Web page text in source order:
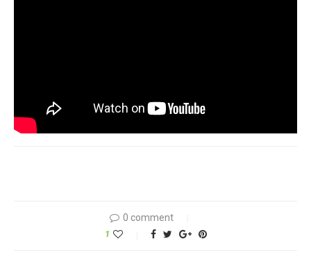
0 comment
1